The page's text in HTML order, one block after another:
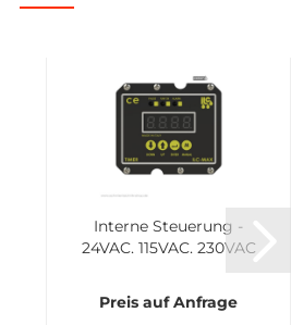
In­ter­ne Steue­rung -
24VAC, 115VAC, 230VAC
Preis auf Anfrage